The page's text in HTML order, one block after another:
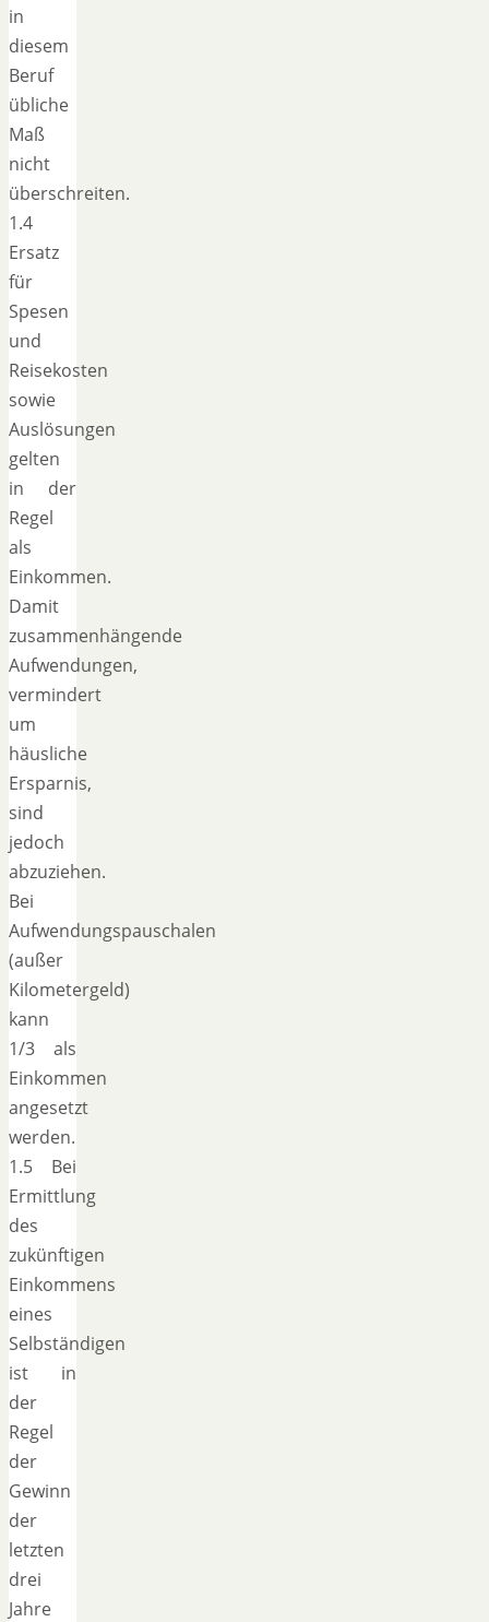
in
diesem
Beruf
übliche
Maß
nicht
überschreiten.
1.4
Ersatz
für
Spesen
und
Reisekosten
sowie
Auslösungen
gelten
in der
Regel
als
Einkommen.
Damit
zusammenhängende
Aufwendungen,
vermindert
um
häusliche
Ersparnis,
sind
jedoch
abzuziehen.
Bei
Aufwendungspauschalen
(außer
Kilometergeld)
kann
1/3 als
Einkommen
angesetzt
werden.
1.5 Bei
Ermittlung
des
zukünftigen
Einkommens
eines
Selbständigen
ist in
der
Regel
der
Gewinn
der
letzten
drei
Jahre